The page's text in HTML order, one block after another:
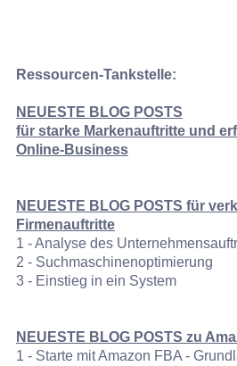
Ressourcen-Tankstelle:
NEUESTE BLOG POSTS
für starke Markenauftritte und
Online‑Business
NEUESTE BLOG POSTS für
Firmenauftritte
1 - Analyse des
2 - Suchmaschinenoptimierung
3 - Einstieg in ein System
NEUESTE BLOG POSTS zu
1 - Starte mit Amazon FBA -